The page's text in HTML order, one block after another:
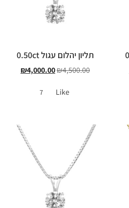
תליון יהלום עגול 0.50ct
₪4,500.00
₪4,000.00
Like
7